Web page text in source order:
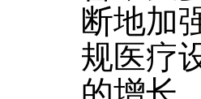
断地加
规医疗